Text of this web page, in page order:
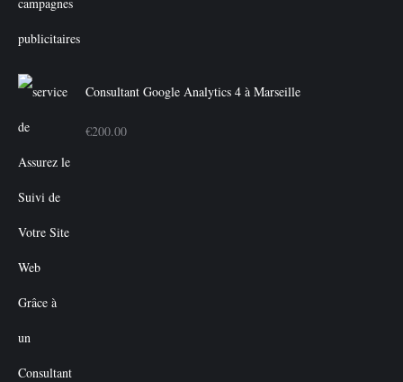
Consultant Google Analytics 4 à Marseille
€200.00